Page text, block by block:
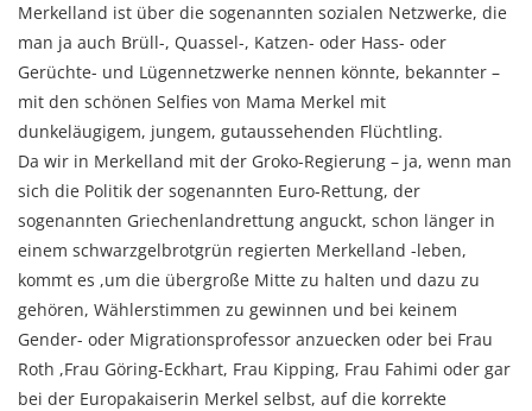
Merkelland ist über die sogenannten sozialen Netzwerke, die
man ja auch Brüll-, Quassel-, Katzen- oder Hass- oder
Gerüchte- und Lügennetzwerke nennen könnte, bekannter –
mit den schönen Selfies von Mama Merkel mit
dunkeläugigem, jungem, gutaussehenden Flüchtling.
Da wir in Merkelland mit der Groko-Regierung – ja, wenn man
sich die Politik der sogenannten Euro-Rettung, der
sogenannten Griechenlandrettung anguckt, schon länger in
einem schwarzgelbrotgrün regierten Merkelland -leben,
kommt es ,um die übergroße Mitte zu halten und dazu zu
gehören, Wählerstimmen zu gewinnen und bei keinem
Gender- oder Migrationsprofessor anzuecken oder bei Frau
Roth ,Frau Göring-Eckhart, Frau Kipping, Frau Fahimi oder gar
bei der Europakaiserin Merkel selbst, auf die korrekte